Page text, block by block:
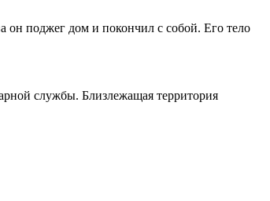
поджег дом и покончил с собой. Его тело
службы. Близлежащая территория